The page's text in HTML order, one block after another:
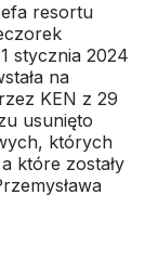
resortu
stycznia 2024
na
KEN z 29
usunięto
których
które zostały